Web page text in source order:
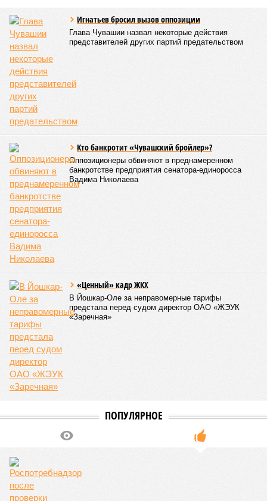
Игнатьев бросил вызов оппозиции
Глава Чувашии назвал некоторые действия
представителей других партий предательством
Кто банкротит «Чувашский бройлер»?
Оппозиционеры обвиняют в преднамеренном
банкротстве предприятия сенатора-единоросса
Вадима Николаева
«Ценный» кадр ЖКХ
В Йошкар-Оле за неправомерные тарифы
предстала перед судом директор ОАО «ЖЭУК
«Заречная»
ПОПУЛЯРНОЕ